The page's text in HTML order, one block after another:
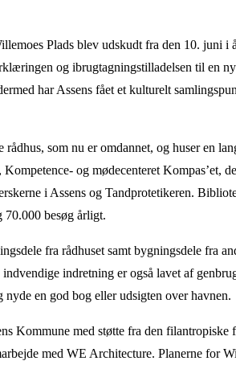
Plads blev udskudt fra den 10. juni i
og ibrugtagningstilladelsen til en
har Assens fået et kulturelt
som nu er omdannet, og huser en
og mødecenteret Kompas’et,
i Assens og Tandprotetikeren.
besøg årligt.
fra rådhuset samt bygningsdele fra
indretning er også lavet af
en god bog eller udsigten over havnen.
Kommune med støtte fra den
med WE Architecture. Planerne for